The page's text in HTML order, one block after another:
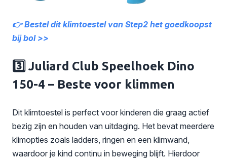
👉 Bestel dit klimtoestel van Step2 het goedkoopst
bij bol >>
3️⃣ Juliard Club Speelhoek Dino
150-4 – Beste voor klimmen
Dit klimtoestel is perfect voor kinderen die graag actief
bezig zijn en houden van uitdaging. Het bevat meerdere
klimopties zoals ladders, ringen en een klimwand,
waardoor je kind continu in beweging blijft. Hierdoor